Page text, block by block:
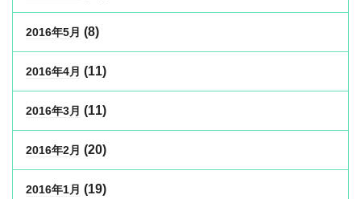
2016年5月 (8)
2016年4月 (11)
2016年3月 (11)
2016年2月 (20)
2016年1月 (19)